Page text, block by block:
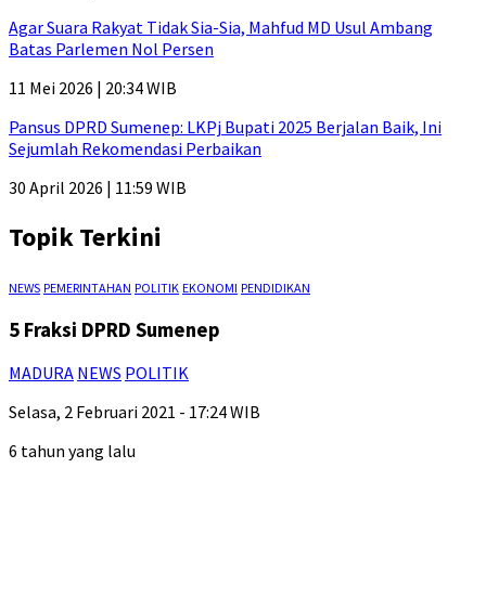
Agar Suara Rakyat Tidak Sia-Sia, Mahfud MD Usul Ambang
Batas Parlemen Nol Persen
11 Mei 2026 | 20:34 WIB
Pansus DPRD Sumenep: LKPj Bupati 2025 Berjalan Baik, Ini
Sejumlah Rekomendasi Perbaikan
30 April 2026 | 11:59 WIB
Topik Terkini
NEWS PEMERINTAHAN POLITIK EKONOMI PENDIDIKAN
5 Fraksi DPRD Sumenep
MADURA NEWS POLITIK
Selasa, 2 Februari 2021 - 17:24 WIB
6 tahun yang lalu